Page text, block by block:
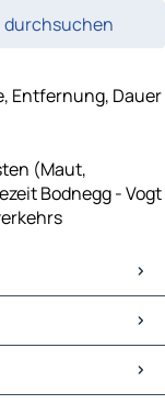
durchsuchen
Entfernung, Dauer
(Maut,
Bodnegg - Vogt